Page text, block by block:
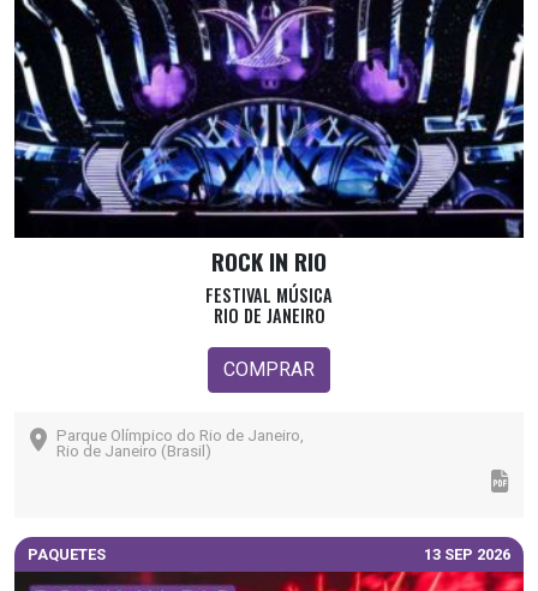
ROCK IN RIO
FESTIVAL MÚSICA
RIO DE JANEIRO
COMPRAR
Parque Olímpico do Rio de Janeiro,
Rio de Janeiro (Brasil)
PAQUETES 13 SEP 2026